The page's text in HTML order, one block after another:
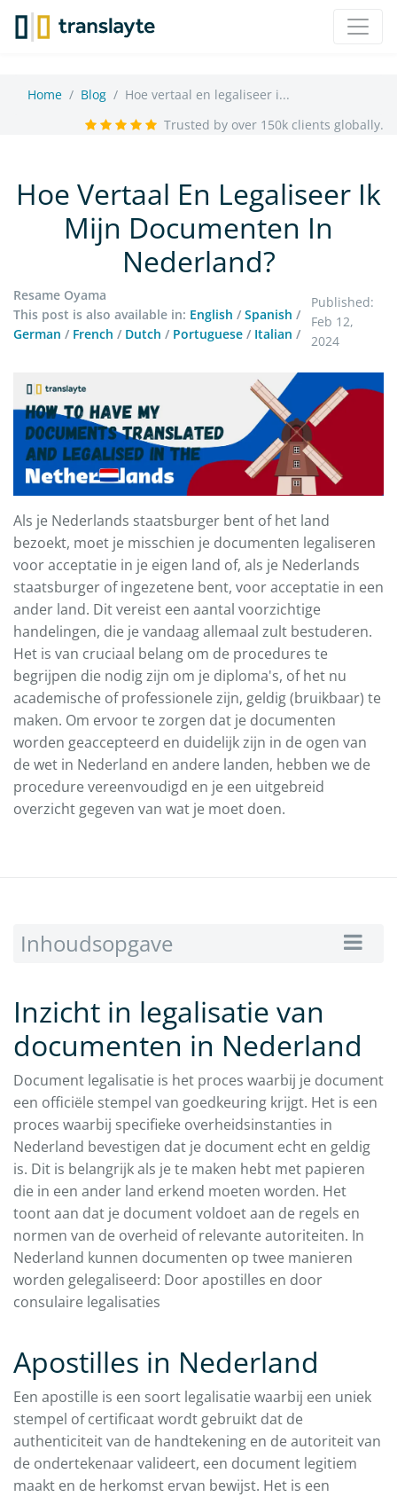
Home Blog
Hoe vertaal en legaliseer i...
Trusted by over 150k clients globally.
Hoe Vertaal En Legaliseer Ik
Mijn Documenten In
Nederland?
Resame Oyama
This post is also available in: English / Spanish /
German / French / Dutch / Portuguese / Italian /
Published:
Feb 12,
2024
Als je Nederlands staatsburger bent of het land
bezoekt, moet je misschien je documenten legaliseren
voor acceptatie in je eigen land of, als je Nederlands
staatsburger of ingezetene bent, voor acceptatie in een
ander land. Dit vereist een aantal voorzichtige
handelingen, die je vandaag allemaal zult bestuderen.
Het is van cruciaal belang om de procedures te
begrijpen die nodig zijn om je diploma's, of het nu
academische of professionele zijn, geldig (bruikbaar) te
maken. Om ervoor te zorgen dat je documenten
worden geaccepteerd en duidelijk zijn in de ogen van
de wet in Nederland en andere landen, hebben we de
procedure vereenvoudigd en je een uitgebreid
overzicht gegeven van wat je moet doen.
Inhoudsopgave
Inzicht in legalisatie van
documenten in Nederland
Document legalisatie is het proces waarbij je document
een officiële stempel van goedkeuring krijgt. Het is een
proces waarbij specifieke overheidsinstanties in
Nederland bevestigen dat je document echt en geldig
is. Dit is belangrijk als je te maken hebt met papieren
die in een ander land erkend moeten worden. Het
toont aan dat je document voldoet aan de regels en
normen van de overheid of relevante autoriteiten. In
Nederland kunnen documenten op twee manieren
worden gelegaliseerd: Door apostilles en door
consulaire legalisaties
Apostilles in Nederland
Een apostille is een soort legalisatie waarbij een uniek
stempel of certificaat wordt gebruikt dat de
authenticiteit van de handtekening en de autoriteit van
de ondertekenaar valideert, een document legitiem
maakt en de herkomst ervan bewijst. Het is een